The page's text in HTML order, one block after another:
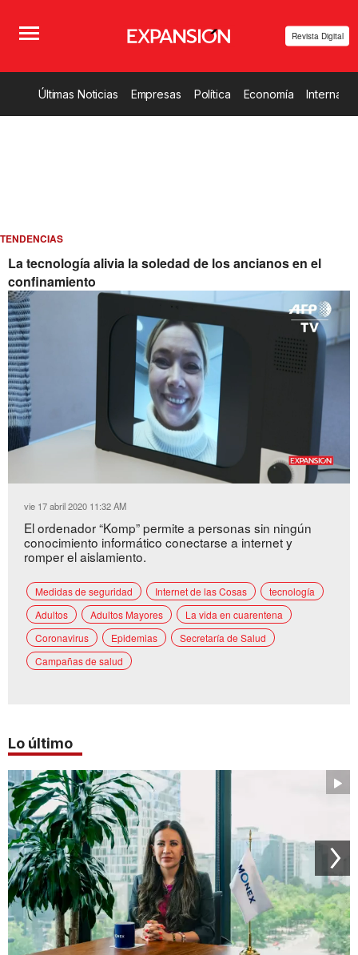
Revista Digital
Últimas Noticias Empresas Política Economía
TENDENCIAS
La tecnología alivia la soledad de los ancianos en el
confinamiento
30.56%
vie 17 abril 2020 11:32 AM
El ordenador “Komp” permite a personas sin ningún
conocimiento informático conectarse a internet y
romper el aislamiento.
Medidas de seguridad Internet de las Cosas
tecnología
Adultos
Adultos Mayores
La vida en cuarentena
Coronavirus
Epidemias
Secretaría de Salud
Campañas de salud
Lo último